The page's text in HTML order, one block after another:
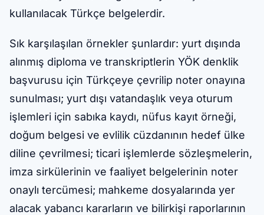
kullanılacak Türkçe belgelerdir.
Sık karşılaşılan örnekler şunlardır: yurt dışında
alınmış diploma ve transkriptlerin YÖK denklik
başvurusu için Türkçeye çevrilip noter onayına
sunulması; yurt dışı vatandaşlık veya oturum
işlemleri için sabıka kaydı, nüfus kayıt örneği,
doğum belgesi ve evlilik cüzdanının hedef ülke
diline çevrilmesi; ticari işlemlerde sözleşmelerin,
imza sirkülerinin ve faaliyet belgelerinin noter
onaylı tercümesi; mahkeme dosyalarında yer
alacak yabancı kararların ve bilirkişi raporlarının